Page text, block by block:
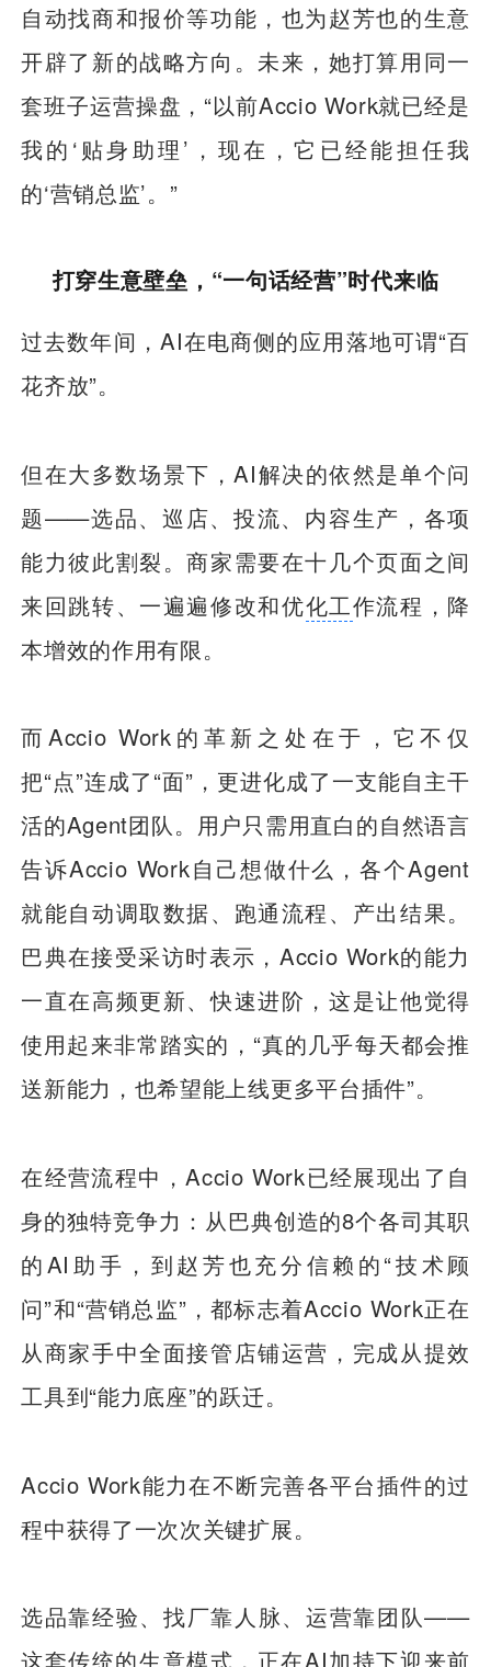
自动找商和报价等功能，也为赵芳也的生意
开辟了新的战略方向。未来，她打算用同一
套班子运营操盘，“以前Accio Work就已经是
我的‘贴身助理’，现在，它已经能担任我
的‘营销总监’。”
打穿生意壁垒，“一句话经营”时代来临
过去数年间，AI在电商侧的应用落地可谓“百
花齐放”。
但在大多数场景下，AI解决的依然是单个问
题——选品、巡店、投流、内容生产，各项
能力彼此割裂。商家需要在十几个页面之间
来回跳转、一遍遍修改和优化工作流程，降
本增效的作用有限。
而Accio Work的革新之处在于，它不仅
把“点”连成了“面”，更进化成了一支能自主干
活的Agent团队。用户只需用直白的自然语言
告诉Accio Work自己想做什么，各个Agent
就能自动调取数据、跑通流程、产出结果。
巴典在接受采访时表示，Accio Work的能力
一直在高频更新、快速进阶，这是让他觉得
使用起来非常踏实的，“真的几乎每天都会推
送新能力，也希望能上线更多平台插件”。
在经营流程中，Accio Work已经展现出了自
身的独特竞争力：从巴典创造的8个各司其职
的AI助手，到赵芳也充分信赖的“技术顾
问”和“营销总监”，都标志着Accio Work正在
从商家手中全面接管店铺运营，完成从提效
工具到“能力底座”的跃迁。
Accio Work能力在不断完善各平台插件的过
程中获得了一次次关键扩展。
选品靠经验、找厂靠人脉、运营靠团队——
这套传统的生意模式，正在AI加持下迎来前